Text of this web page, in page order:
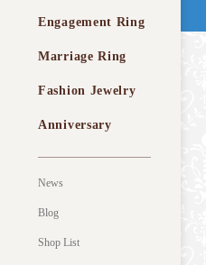
Engagement Ring
Marriage Ring
Fashion Jewelry
Anniversary
News
Blog
Shop List